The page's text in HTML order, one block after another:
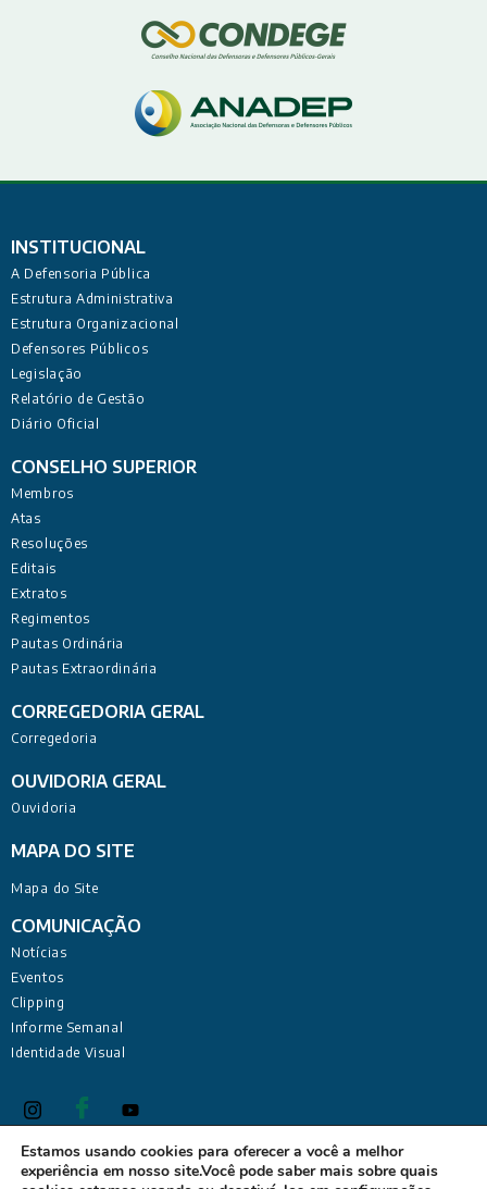
INSTITUCIONAL
A Defensoria Pública
Estrutura Administrativa
Estrutura Organizacional
Defensores Públicos
Legislação
Relatório de Gestão
Diário Oficial
CONSELHO SUPERIOR
Membros
Atas
Resoluções
Editais
Extratos
Regimentos
Pautas Ordinária
Pautas Extraordinária
CORREGEDORIA GERAL
Corregedoria
OUVIDORIA GERAL
Ouvidoria
MAPA DO SITE
Mapa do Site
COMUNICAÇÃO
Notícias
Eventos
Clipping
Informe Semanal
Identidade Visual
Defensoria Pública do Estado da Paraíba Sede Administrativa:
Estamos usando cookies para oferecer a você a melhor
experiência em nosso site.Você pode saber mais sobre quais